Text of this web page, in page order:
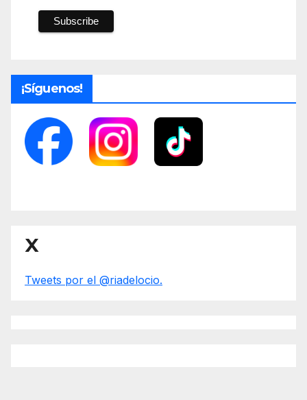
¡Síguenos!
X
Tweets por el @riadelocio.